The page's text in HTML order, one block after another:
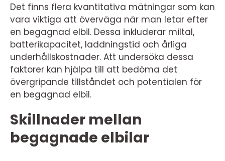
Det finns flera kvantitativa mätningar som kan
vara viktiga att överväga när man letar efter
en begagnad elbil. Dessa inkluderar miltal,
batterikapacitet, laddningstid och årliga
underhållskostnader. Att undersöka dessa
faktorer kan hjälpa till att bedöma det
övergripande tillståndet och potentialen för
en begagnad elbil.
Skillnader mellan
begagnade elbilar